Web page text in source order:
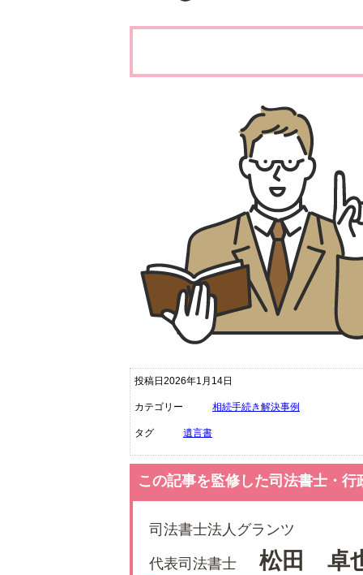
投稿日2026年1月14日
カテゴリー 相続手続き解決事例
タグ 遺言書
この記事を監修した司法書士・行
司法書士法人グランツ
代表司法書士 松田 卓